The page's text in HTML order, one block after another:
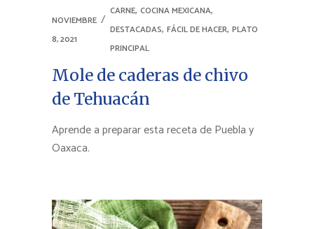
NOVIEMBRE
8, 2021
CARNE, COCINA MEXICANA,
DESTACADAS, FÁCIL DE HACER, PLATO
PRINCIPAL
Mole de caderas de chivo
de Tehuacán
Aprende a preparar esta receta de Puebla y
Oaxaca.